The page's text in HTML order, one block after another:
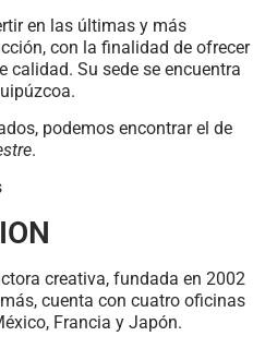
en las últimas y más
con la finalidad de ofrecer
calidad. Su sede se encuentra
podemos encontrar el de
.
creativa, fundada en 2002
cuenta con cuatro oficinas
Francia y Japón.